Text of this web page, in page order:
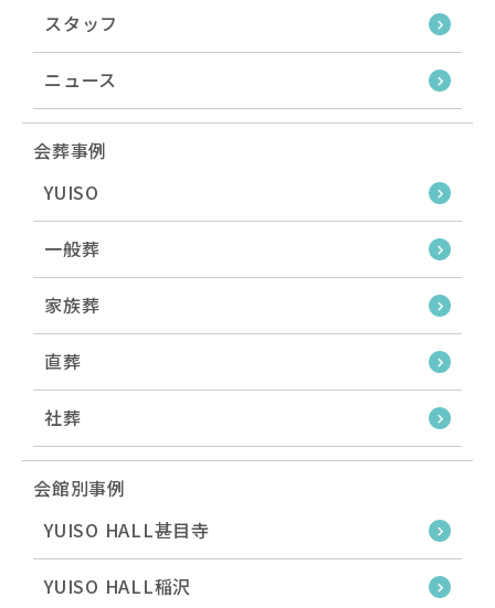
スタッフ
ニュース
会葬事例
YUISO
一般葬
家族葬
直葬
社葬
会館別事例
YUISO HALL甚目寺
YUISO HALL稲沢